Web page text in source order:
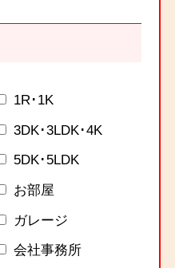
1R･1K
3DK･3LDK･4K
5DK･5LDK
お部屋
ガレージ
会社事務所